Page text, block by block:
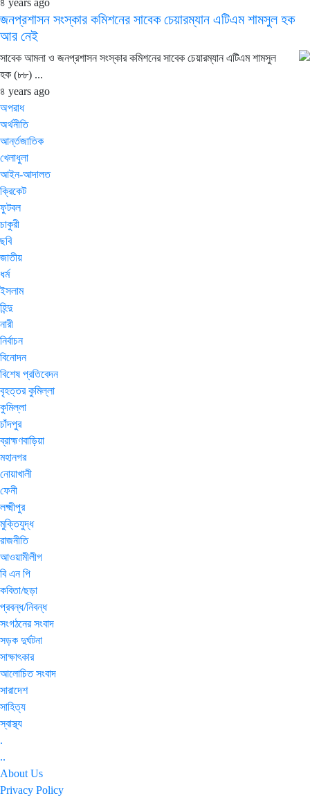
৪ years ago
জনপ্রশাসন সংস্কার কমিশনের সাবেক চেয়ারম্যান এটিএম শামসুল হক
আর নেই
সাবেক আমলা ও জনপ্রশাসন সংস্কার কমিশনের সাবেক চেয়ারম্যান এটিএম শামসুল
হক (৮৮) ...
৪ years ago
অপরাধ
অর্থনীতি
আর্ন্তজাতিক
খেলাধুলা
আইন-আদালত
ক্রিকেট
ফুটবল
চাকুরী
ছবি
জাতীয়
ধর্ম
ইসলাম
হিন্দু
নারী
নির্বাচন
বিনোদন
বিশেষ প্রতিবেদন
বৃহত্তর কুমিল্লা
কুমিল্লা
চাঁদপুর
ব্রাহ্মণবাড়িয়া
মহানগর
নোয়াখালী
ফেনী
লক্ষ্মীপুর
মুক্তিযুদ্ধ
রাজনীতি
আওয়ামীলীগ
বি এন পি
কবিতা/ছড়া
প্রবন্ধ/নিবন্ধ
সংগঠনের সংবাদ
সড়ক দুর্ঘটনা
সাক্ষাৎকার
আলোচিত সংবাদ
সারাদেশ
সাহিত্য
স্বাস্থ্য
.
..
About Us
Privacy Policy